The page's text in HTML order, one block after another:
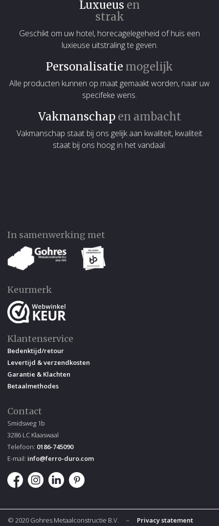
Luxueus en
strak
Geschikt om uw hotel, horecagelegeheid of huis een
luxieuse uitstraling te geven.
Personalisatie mogelijk
Alle producten kunnen op maat gemaakt worden, naar uw
specifeke wens.
Vakmanschapen ambacht
Vakmanschap staat bij ons gelijk aan kwaliteit, kwaliteit
staat bij ons hoog in het vandaal.
In samenwerking met
Keurmerk
Klantenservice
Bedenktijd/retour
Levertijd & verzendkosten
Garantie & Klachten
Betaalmethodes
Contact
Smidsweg 1b
3286 LC Klaaswaal
Telefoon: 0186-745090
E-mail: info@ferro-duro.com
© 2020 Gohres Metaalconstructie B.V. – Privacy statement